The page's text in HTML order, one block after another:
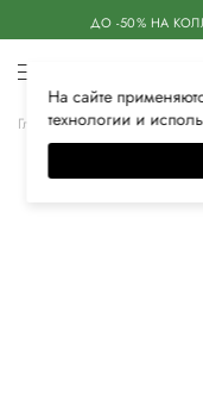
ДО -50% НА
Главная Женская
На сайте
технологии и